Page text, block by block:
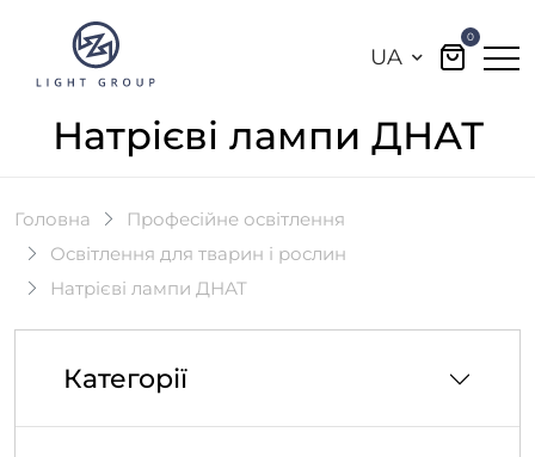
UA
0
Натрієві лампи ДНАТ
Головна
Професійне освітлення
Освітлення для тварин і рослин
Натрієві лампи ДНАТ
Категорії